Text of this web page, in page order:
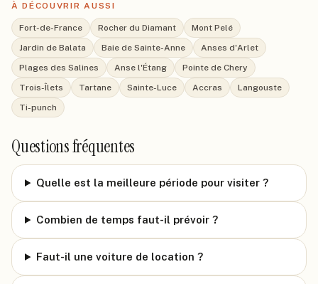
À DÉCOUVRIR AUSSI
Fort-de-France Rocher du Diamant
Mont Pelé
Jardin de Balata
Baie de Sainte-Anne
Anses d'Arlet
Plages des Salines
Anse l'Étang
Pointe de Chery
Trois-Îlets
Tartane Sainte-Luce Accras
Langouste
Ti-punch
Questions fréquentes
Quelle est la meilleure période pour visiter ?
Combien de temps faut-il prévoir ?
Faut-il une voiture de location ?